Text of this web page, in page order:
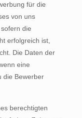
für die
von uns
die
erfolgreich ist,
Die Daten der
eine
die Bewerber
berechtigten